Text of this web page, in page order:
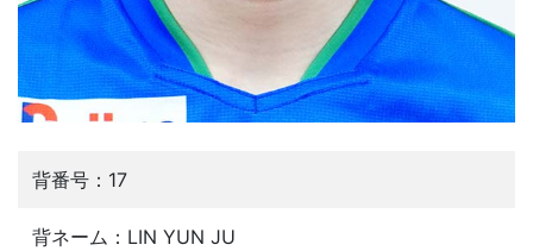
背番号：17
背ネーム：LIN YUN JU